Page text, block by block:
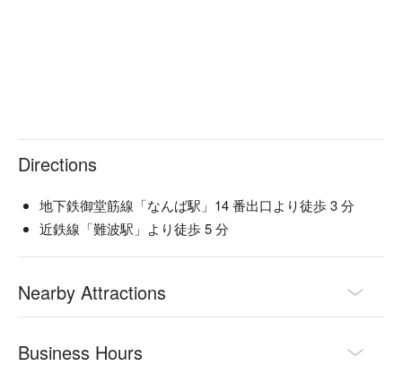
Directions
地下鉄御堂筋線「なんば駅」14 番出口より徒歩 3 分
近鉄線「難波駅」より徒歩 5 分
Nearby Attractions
Business Hours